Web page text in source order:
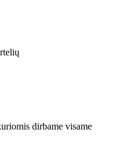
dirbame visame